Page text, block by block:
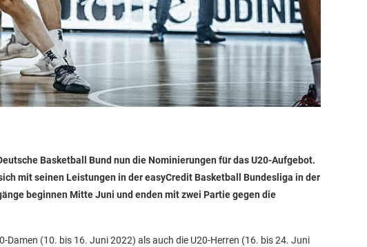
Basketball Bund nun die Nominierungen für das U20-Aufgebot.
mit seinen Leistungen in der easyCredit Basketball Bundesliga in der
beginnen Mitte Juni und enden mit zwei Partie gegen die
(10. bis 16. Juni 2022) als auch die U20-Herren (16. bis 24. Juni